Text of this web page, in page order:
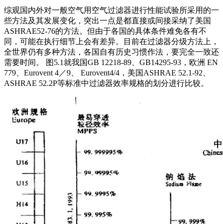
综观国内外对一般空气用空气过滤器进行性能试验所采用的一
些方法及其发展变化，突出一点是都直接或间接采纳了美国
ASHRAE52-76的方法。但由于各国的具体条件难免各有不
同，可能在执行细节上会有差异。目前在过滤器分级方法上，
全世界仍有多种方法，各国自有历史习惯作法，要完全一致还
需要时间。 图5.1就我国GB 12218-89、GB14295-93，欧洲 EN
779、Eurovent 4／9、 Eurovent4/4，美国ASHRAE 52.1-92、
ASHRAE 52.2P等标准中过滤器效率规格的划分进行比较。